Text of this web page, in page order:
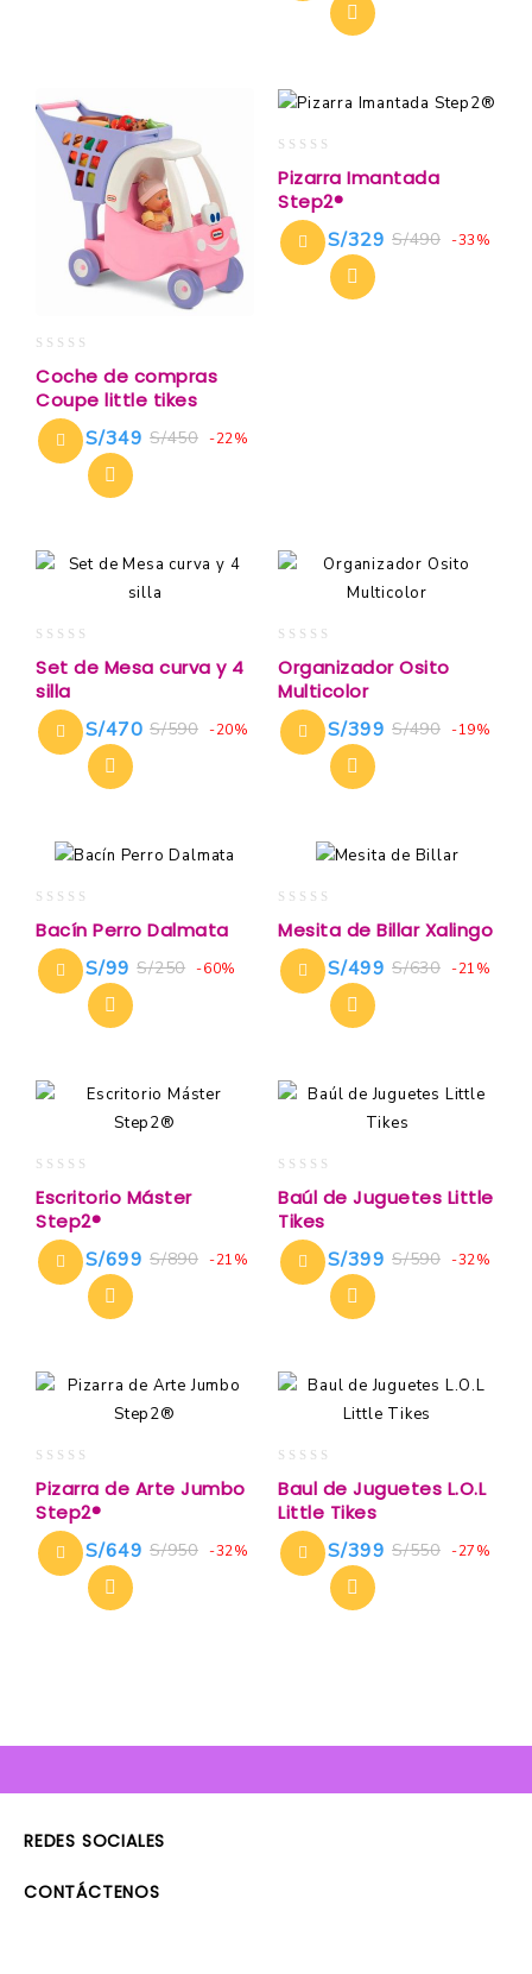
out
of
5
Coche de compras
Coupe little tikes
S/450
S/349 -22%
out
of
5
Pizarra Imantada
Step2®
S/490
S/329 -33%
out
of
5
Set de Mesa curva y 4
silla
S/590
S/470 -20%
out
of
5
Organizador Osito
Multicolor
S/490
S/399 -19%
out
of
5
Bacín Perro Dalmata
S/250
S/99 -60%
out
of
5
Mesita de Billar Xalingo
S/630
S/499 -21%
out
of
5
Escritorio Máster
Step2®
S/890
S/699 -21%
out
of
5
Baúl de Juguetes Little
Tikes
S/590
S/399 -32%
out
of
5
Pizarra de Arte Jumbo
Step2®
S/950
S/649 -32%
out
of
5
Baul de Juguetes L.O.L
Little Tikes
S/550
S/399 -27%
REDES SOCIALES
CONTÁCTENOS